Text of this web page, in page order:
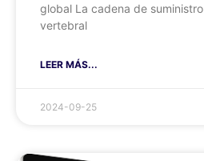
global La cadena de
vertebral
LEER MÁS...
2024-09-25